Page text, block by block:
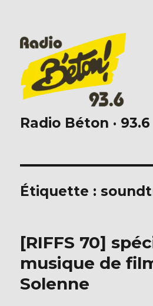
Radio Béton · 93.6
Étiquette :
[RIFFS 70]
musique de
Solenne